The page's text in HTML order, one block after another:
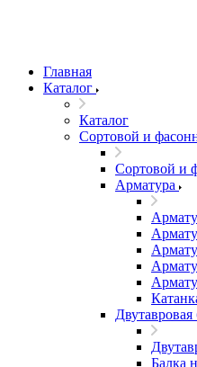
Главная
Каталог
Каталог
Сортовой и
Сортовой и
Арматура
Двутавровая
Балка